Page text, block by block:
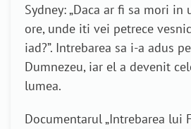
Sydney: „Daca ar fi sa mori
ore, unde iti vei petrece
iad?”. Intrebarea sa i-a adus
Dumnezeu, iar el a devenit
lumea.
Documentarul „Intrebarea lui